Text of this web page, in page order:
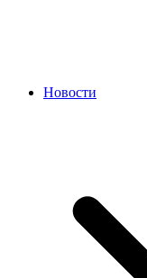
Новости